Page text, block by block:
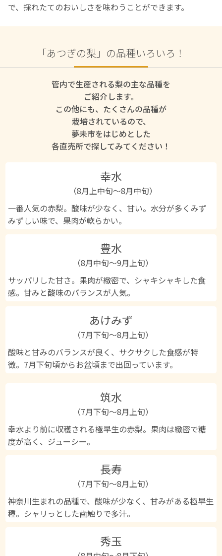
で、採れたてのおいしさを味わうことができます。
「あつぎの梨」の品種いろいろ！
管内で生産される梨の主な品種を
ご紹介します。
この他にも、たくさんの品種が
栽培されているので、
夢未市をはじめとした
各直売所で探してみてください！
幸水
（8月上中旬～8月中旬）
一番人気の赤梨。酸味が少なく、甘い。水分が多くみず
みずしい味で、果肉が軟らかい。
豊水
（8月中旬～9月上旬）
サッパリした甘さ。果肉が緻密で、シャキシャキした食
感。甘みと酸味のバランスが人気。
あけみず
（7月下旬〜8月上旬）
酸味と甘みのバランスが良く、サクサクした食感が特
徴。7月下旬頃からお盆頃まで出回っています。
筑水
（7月下旬～8月上旬）
幸水より前に収穫される極早生の赤梨。果肉は緻密で糖
度が高く、ジューシー。
長寿
（7月下旬～8月上旬）
神奈川生まれの品種で、酸味が少なく、甘みがある極早生
種。シャリっとした歯触りで多汁。
秀玉